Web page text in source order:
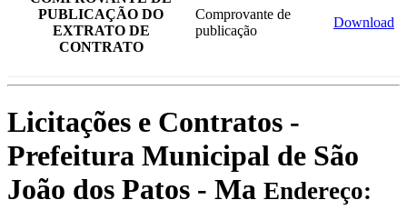
PUBLICAÇÃO DO
EXTRATO DE
CONTRATO
Comprovante de
publicação
Download
Licitações e Contratos -
Prefeitura Municipal de São
João dos Patos - Ma Endereço: